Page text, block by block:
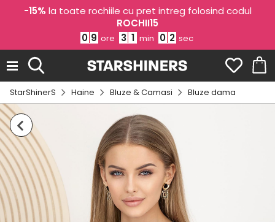
-15% la toate rochiile cu pret intreg folosind codul
ROCHII15
0 9 ore 3 1 min 0 2 sec
StarShinerS Haine Bluze & Camasi Bluze dama